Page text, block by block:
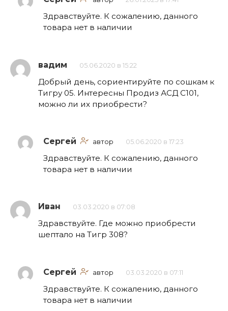
Здравствуйте. К сожалению, данного
товара нет в наличии
вадим 05.06.2020 в 15:22
Добрый день, сориентируйте по сошкам к
Тигру 05. Интересны Продиз АСД С101,
можно ли их приобрести?
Сергей автор 05.06.2020 в 17:23
Здравствуйте. К сожалению, данного
товара нет в наличии
Иван 03.03.2020 в 07:08
Здравствуйте. Где можно приобрести
шептало на Тигр 308?
Сергей автор 03.03.2020 в 07:11
Здравствуйте. К сожалению, данного
товара нет в наличии